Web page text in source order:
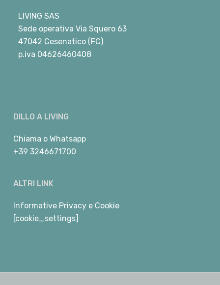
LIVING SAS
Sede operativa Via Squero 63
47042 Cesenatico (FC)
p.iva 04626460408
DILLO A LIVING
Chiama o Whatsapp
+39 3246671700
ALTRI LINK
Informative Privacy e Cookie
[cookie_settings]